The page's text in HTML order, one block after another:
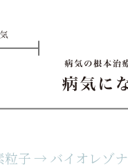
粒子 → バイオレゾ